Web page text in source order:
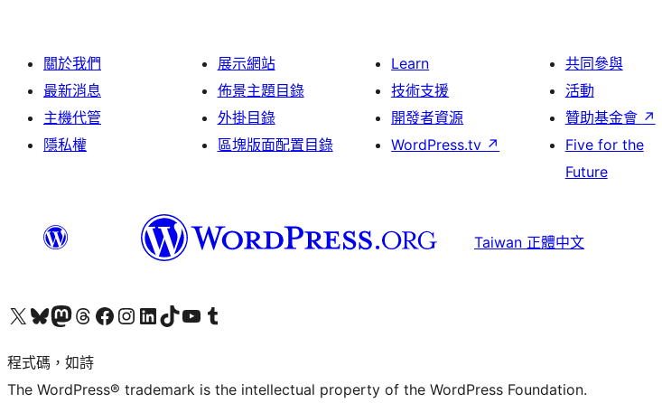
關於我們
最新消息
主機代管
隱私權
展示網站
佈景主題目錄
外掛目錄
區塊版面配置目錄
Learn
技術支援
開發者資源
WordPress.tv ↗
共同參與
活動
贊助基金會 ↗
Five for the
Future
Taiwan 正體中文
查看我們的 X (之前的 Twitter) 帳號造訪我們的 Bluesky 帳號造訪我們的 Mastodon 帳號造訪我們的 Threads 帳號 造訪我們的 Facebook 粉絲專頁Visit our Instagram account
Visit our LinkedIn account
造訪我們的 TikTok 帳號Visit our YouTube channel
造訪我們的 Tumblr 帳號
程式碼，如詩
The WordPress® trademark is the intellectual property of the WordPress Foundation.